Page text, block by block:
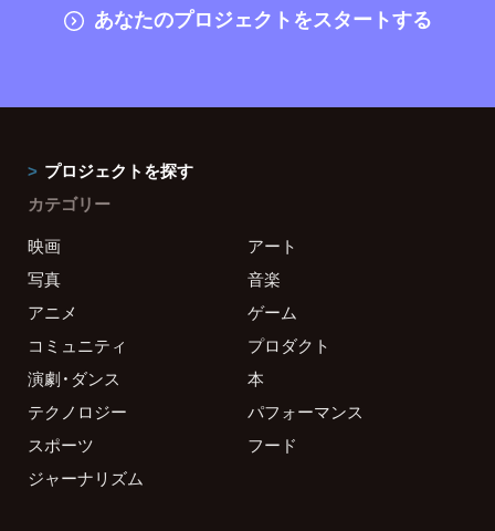
あなたのプロジェクトをスタートする
プロジェクトを探す
カテゴリー
映画
アート
写真
音楽
アニメ
ゲーム
コミュニティ
プロダクト
演劇・ダンス
本
テクノロジー
パフォーマンス
スポーツ
フード
ジャーナリズム